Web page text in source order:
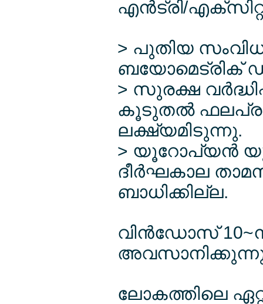
എന്‍ട്രി/
> പുതിയ
ബയോമെട്രിക്
> സുരക്ഷ
കൂടുതല്‍
ലക്ഷ്യമിടുന്നു.
> യൂറോപ്യന്‍
ദീര്‍ഘകാല
ബാധിക്കില്ല.
വിന്‍ഡോസ്
ലോകത്തിലെ